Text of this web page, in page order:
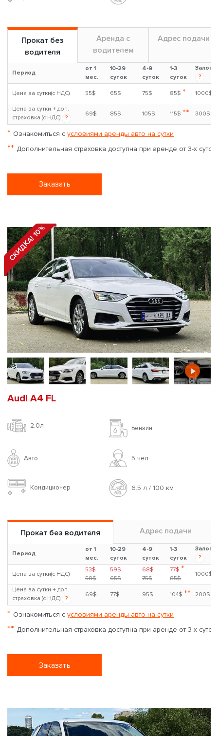
Прокат без
водителя
Аренда с
водителем
Адрес подачи
Период
от 1
мес.
10-29
суток
4-9
суток
1-3
суток
Залог
?
Цена за сутки(с НДС) 55$ 65$ 75$ 85$ * 1000$
Цена за сутки + доп.
страховка (с НДС)
?
69$ 85$ 105$ 115$ ** 300$
* Ознакомиться с условиями аренды авто на сутки
** Дополнительная страховка доступна при аренде от 3-х суток
Заказать
СКИДКА! 10%
Audi A4 FL
2.0л Бензин
Авто 5 чел
Кондиционер 6.5 л / 100 км
Прокат без водителя Адрес подачи
Период
от 1
мес.
10-29
суток
4-9
суток
1-3
суток
Залог
?
Цена за сутки(с НДС)
53$
58$
59$
65$
68$
75$
77$ *
85$
1000$
Цена за сутки + доп.
страховка (с НДС)
?
69$ 77$ 95$ 104$ ** 200$
* Ознакомиться с условиями аренды авто на сутки
** Дополнительная страховка доступна при аренде от 3-х суток
Заказать